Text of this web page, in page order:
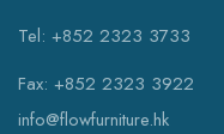
Tel: +852 2323 3733
Fax: +852 2323 3922
info@flowfurniture.hk